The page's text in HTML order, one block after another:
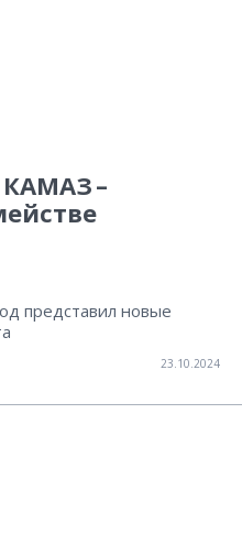
–
представил новые
23.10.2024